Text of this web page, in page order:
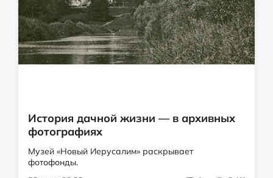
История дачной жизни — в архивных
фотографиях
Музей «Новый Иерусалим» раскрывает
фотофонды.